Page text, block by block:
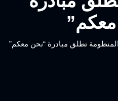
المنظومة تطلق مبادرة “نحن معكم”